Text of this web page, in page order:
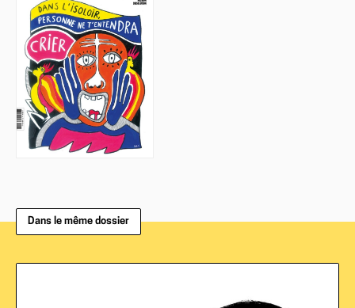
Dans le même dossier